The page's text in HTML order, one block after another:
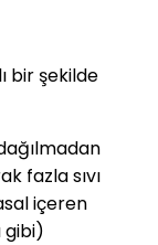
bir şekilde
fazla sıvı
içeren
gibi)